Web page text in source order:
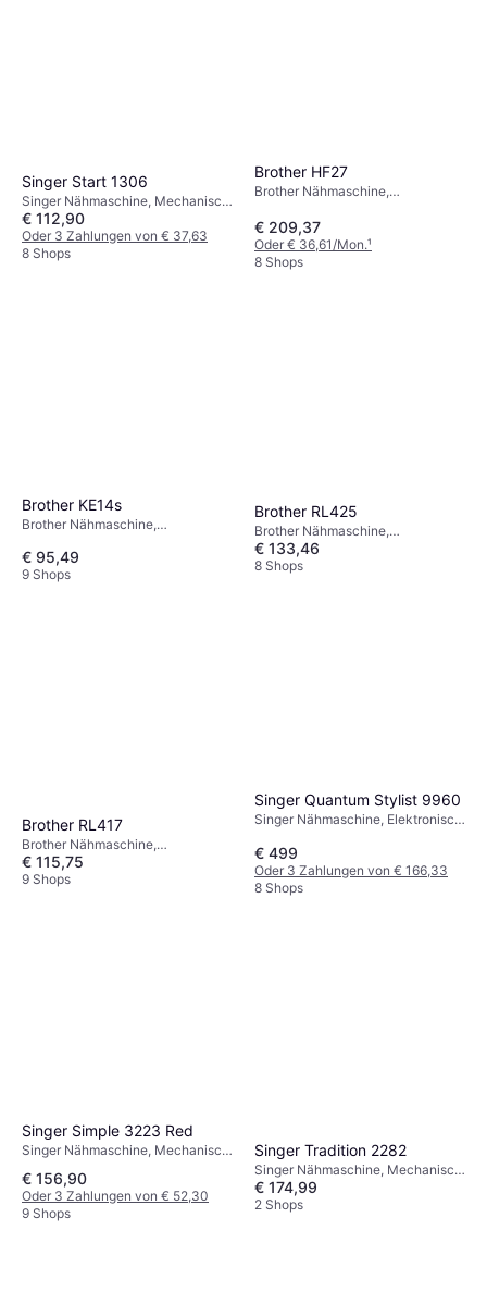
Singer Start 1306
Singer Nähmaschine, Mechanisch,
6 Stiche
€ 112,90
Oder 3 Zahlungen von € 37,63
8 Shops
Brother HF27
Brother Nähmaschine,
€ 209,37
Oder € 36,61/Mon.¹
8 Shops
Brother KE14s
Brother Nähmaschine,
€ 95,49
9 Shops
Brother RL425
Brother Nähmaschine,
Mechanisch, 25 Stiche
€ 133,46
8 Shops
Brother RL417
Brother Nähmaschine,
Mechanisch, 17 Stiche
€ 115,75
9 Shops
Singer Quantum Stylist 9960
Singer Nähmaschine, Elektronisch,
€ 499
Oder 3 Zahlungen von € 166,33
8 Shops
Singer Simple 3223 Red
Singer Nähmaschine, Mechanisch,
€ 156,90
Oder 3 Zahlungen von € 52,30
9 Shops
Singer Tradition 2282
Singer Nähmaschine, Mechanisch,
32 Stiche: Ziernaht, Elastische
Naht
€ 174,99
2 Shops